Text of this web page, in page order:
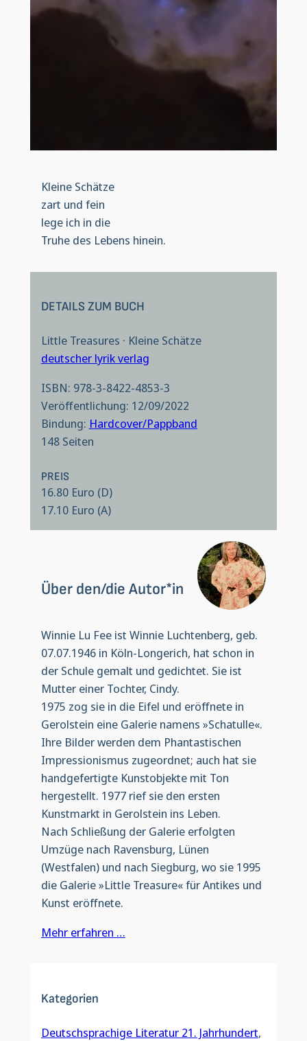
Kleine Schätze
zart und fein
lege ich in die
Truhe des Lebens hinein.
DETAILS ZUM BUCH
Little Treasures · Kleine Schätze
deutscher lyrik verlag
ISBN: 978-3-8422-4853-3
Veröffentlichung: 12/09/2022
Bindung: Hardcover/Pappband
148 Seiten
PREIS
16.80 Euro (D)
17.10 Euro (A)
Über den/die Autor*in
Winnie Lu Fee ist Winnie Luchtenberg, geb.
07.07.1946 in Köln-Longerich, hat schon in
der Schule gemalt und gedichtet. Sie ist
Mutter einer Tochter, Cindy.
1975 zog sie in die Eifel und eröffnete in
Gerolstein eine Galerie namens »Schatulle«.
Ihre Bilder werden dem Phantastischen
Impressionismus zugeordnet; auch hat sie
handgefertigte Kunstobjekte mit Ton
hergestellt. 1977 rief sie den ersten
Kunstmarkt in Gerolstein ins Leben.
Nach Schließung der Galerie erfolgten
Umzüge nach Ravensburg, Lünen
(Westfalen) und nach Siegburg, wo sie 1995
die Galerie »Little Treasure« für Antikes und
Kunst eröffnete.
Mehr erfahren …
Kategorien
Deutschsprachige Literatur 21. Jahrhundert